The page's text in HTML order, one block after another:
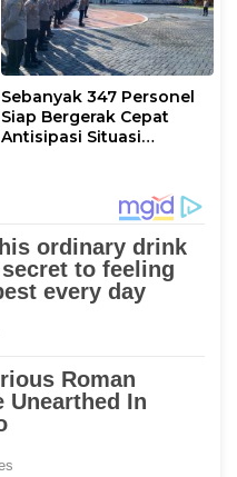
Sebanyak 347 Personel
Siap Bergerak Cepat
Antisipasi Situasi